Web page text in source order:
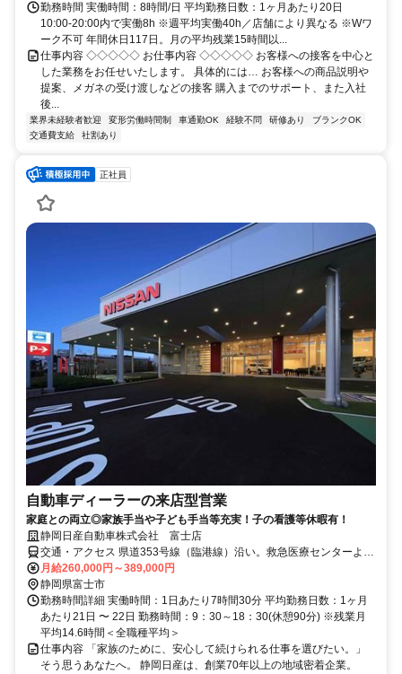
勤務時間 実働時間：8時間/日 平均勤務日数：1ヶ月あたり20日
10:00-20:00内で実働8h ※週平均実働40h／店舗により異なる ※Wワ
ーク不可 年間休日117日。月の平均残業15時間以...
仕事内容 ◇◇◇◇◇ お仕事内容 ◇◇◇◇◇ お客様への接客を中心と
した業務をお任せいたします。 具体的には… お客様への商品説明や
提案、メガネの受け渡しなどの接客 購入までのサポート、また入社
後...
業界未経験者歓迎 変形労働時間制 車通勤OK 経験不問 研修あり
ブランクOK
交通費支給
社割あり
正社員
自動車ディーラーの来店型営業
家庭との両立◎家族手当や子ども手当等充実！子の看護等休暇有！
静岡日産自動車株式会社 富士店
交通・アクセス 県道353号線（臨港線）沿い。救急医療センターより
田子の浦港方面に200m。
月給260,000円～389,000円
静岡県富士市
勤務時間詳細 実働時間：1日あたり7時間30分 平均勤務日数：1ヶ月
あたり21日 〜 22日 勤務時間：9：30～18：30(休憩90分) ※残業月
平均14.6時間＜全職種平均＞
仕事内容 「家族のために、安心して続けられる仕事を選びたい。」
そう思うあなたへ。 静岡日産は、創業70年以上の地域密着企業。